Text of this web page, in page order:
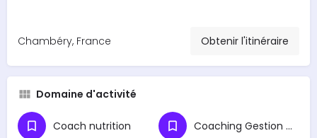
Chambéry, France Obtenir l'itinéraire
Domaine d'activité
Coach nutrition Coaching Gestion du Stress et Préparation Mentale